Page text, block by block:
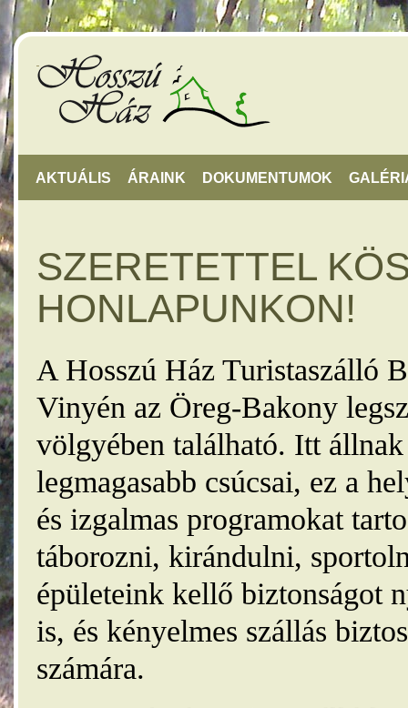
AKTUÁLIS ÁRAINK DOKUMENTUMOK
SZERETETTEL
HONLAPUNKON!
A Hosszú Ház Turistaszálló
Vinyén az Öreg-Bakony
völgyében található. Itt
legmagasabb csúcsai, ez a
és izgalmas programokat
táborozni, kirándulni,
épületeink kellő biztonságot
is, és kényelmes szállás
számára.